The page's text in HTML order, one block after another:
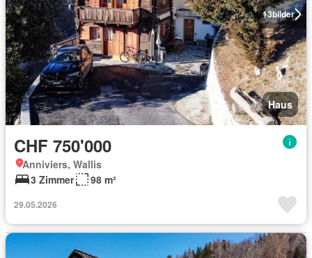
13bilder
Haus
CHF 750'000
Anniviers, Wallis
3 Zimmer
98 m²
29.05.2026